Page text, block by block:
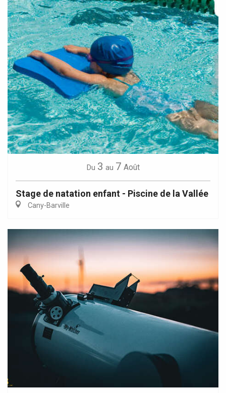
Du 3 au 7 Août
Stage de natation enfant - Piscine de la Vallée
Cany-Barville